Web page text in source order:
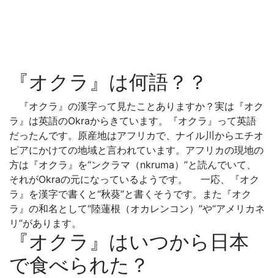
『オクラ』は何語？？
『オクラ』の漢字って見たことありますか？実は『オク
ラ』は英語のOkraからきています。『オクラ』って英語
だったんです。原産地はアフリカで、ナイル川からエチオ
ピアにかけての地域と言われています。アフリカの現地の
方は『オクラ』を“ンクラマ（nkruma）”と読んでいて、
それがOkraの元になっているようです。 一応、『オク
ラ』を漢字で書くと“秋葵”と書くそうです。また『オク
ラ』の和名として“陸蓮根（オカレンコン）”や“アメリカネ
リ”があります。
『オクラ』はいつから日本
で食べられた？